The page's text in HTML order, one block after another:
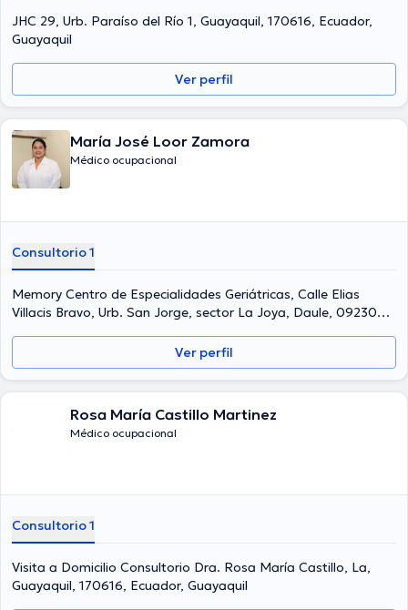
JHC 29, Urb. Paraíso del Río 1, Guayaquil, 170616, Ecuador,
Guayaquil
Ver perfil
María José Loor Zamora
Médico ocupacional
Consultorio 1
Memory Centro de Especialidades Geriátricas, Calle Elias
Villacis Bravo, Urb. San Jorge, sector La Joya, Daule, 092302,
Ver perfil
Rosa María Castillo Martinez
Médico ocupacional
Consultorio 1
Visita a Domicilio Consultorio Dra. Rosa María Castillo, La,
Guayaquil, 170616, Ecuador, Guayaquil